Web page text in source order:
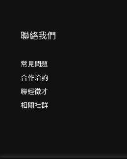
聯絡我們
常見問題
合作洽詢
聯經徵才
相關社群